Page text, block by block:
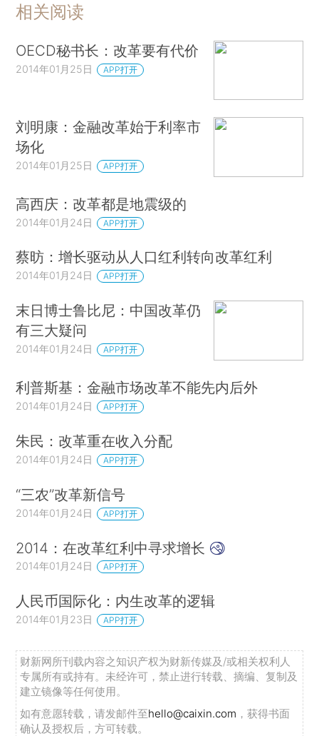
相关阅读
OECD秘书长：改革要有代价
2014年01月25日 APP打开
刘明康：金融改革始于利率市
场化
2014年01月25日 APP打开
高西庆：改革都是地震级的
2014年01月24日 APP打开
蔡昉：增长驱动从人口红利转向改革红利
2014年01月24日 APP打开
末日博士鲁比尼：中国改革仍
有三大疑问
2014年01月24日 APP打开
利普斯基：金融市场改革不能先内后外
2014年01月24日 APP打开
朱民：改革重在收入分配
2014年01月24日 APP打开
“三农”改革新信号
2014年01月24日 APP打开
2014：在改革红利中寻求增长
2014年01月24日 APP打开
人民币国际化：内生改革的逻辑
2014年01月23日 APP打开
财新网所刊载内容之知识产权为财新传媒及/或相关权利人
专属所有或持有。未经许可，禁止进行转载、摘编、复制及
建立镜像等任何使用。
如有意愿转载，请发邮件至hello@caixin.com ，获得书面
确认及授权后，方可转载。